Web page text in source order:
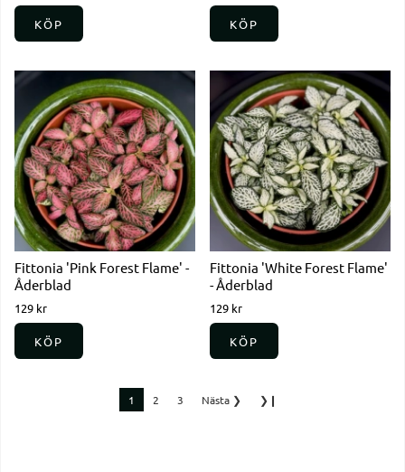
KÖP KÖP
Fittonia 'Pink Forest Flame' -
Åderblad
129 kr
KÖP
Fittonia 'White Forest Flame'
- Åderblad
129 kr
KÖP
1 2 3 Nästa ❯ ❯❙